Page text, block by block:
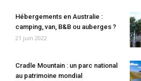
Hébergements en Australie :
camping, van, B&B ou auberges ?
21 juin 2022
Cradle Mountain : un parc national
au patrimoine mondial